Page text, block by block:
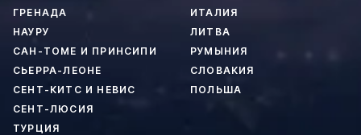
ГРЕНАДА
НАУРУ
САН-ТОМЕ И ПРИНСИПИ
СЬЕРРА-ЛЕОНЕ
СЕНТ-КИТС И НЕВИС
СЕНТ-ЛЮСИЯ
ТУРЦИЯ
ИТАЛИЯ
ЛИТВА
РУМЫНИЯ
СЛОВАКИЯ
ПОЛЬША